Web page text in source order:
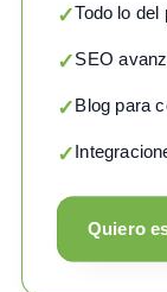
✓Todo lo
✓SEO
✓Blog para
✓
Quiero